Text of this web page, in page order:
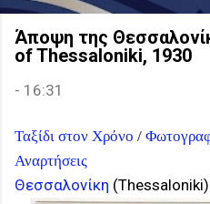
Άποψη της
of Thessaloniki, 1930
- 16:31
Ταξίδι στον Χρόνο /
Αναρτήσεις
Θεσσαλονίκη (Thessaloniki)